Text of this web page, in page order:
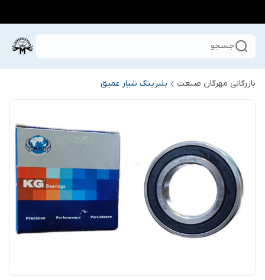
جستجو
بازرگانی مهرگان صنعت بلبرینگ شیار عمیق